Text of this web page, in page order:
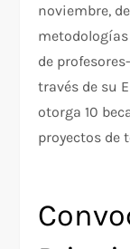
noviembre,
de
través de su
otorga 10
proyectos de